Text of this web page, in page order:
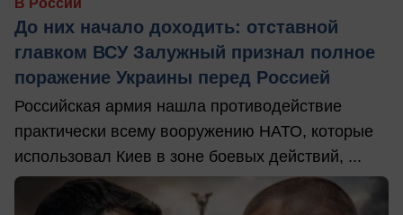
До них начало доходить: отставной
главком ВСУ Залужный признал полное
поражение Украины перед Россией
Российская армия нашла противодействие
практически всему вооружению НАТО, которые
использовал Киев в зоне боевых действий, ...